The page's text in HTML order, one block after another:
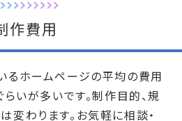
作費用
るホームページの平均の費用
いが多いです。制作目的、規
変わります。お気軽に相談・